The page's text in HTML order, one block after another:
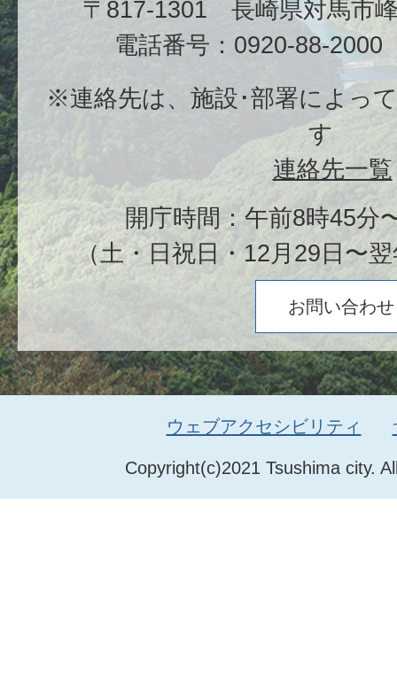
〒817-1301 長崎県対馬市
電話番号：0920-88-2000
※連絡先は、施設･部署によっ
す
連絡先一覧
開庁時間：午前8時45分
（土・日祝日・12月29日〜
お問い合わせ
Copyright(c)2021 Tsushima city.
ウェブアクセシビリティ